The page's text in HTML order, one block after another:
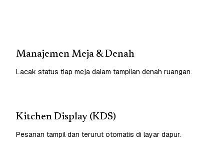
Manajemen Meja & Denah
Lacak status tiap meja dalam tampilan denah ruangan.
Kitchen Display (KDS)
Pesanan tampil dan terurut otomatis di layar dapur.